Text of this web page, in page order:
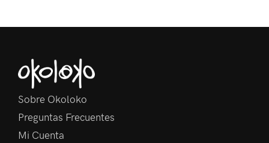
Sobre Okoloko
Preguntas Frecuentes
Mi Cuenta